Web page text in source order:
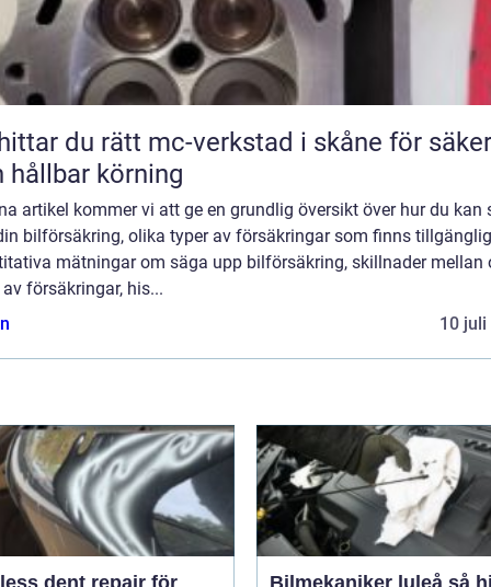
du rätt mc-verkstad i skåne för säker
hållbar körning
artikel kommer vi att ge en grundlig översikt över hur du kan
bilförsäkring, olika typer av försäkringar som finns
mätningar om säga upp bilförsäkring, skillnader mellan
försäkringar, his...
10 juli
dent repair för Bilmekaniker luleå så hittar